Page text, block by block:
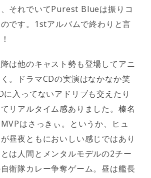
それでいてPurest Blueは振りコ
です。1stアルバムで終わりと言
は他のキャスト勢も登場してアニ
。ドラマCDの実演はなかなか笑
に入ってないアドリブも交えたり
リアルタイム感ありました。榛名
はさっきぃ。というか、ヒュ
昼夜ともにおいしい感じではあり
は人間とメンタルモデルの2チー
衛隊カレー争奪ゲーム。昼は艦長